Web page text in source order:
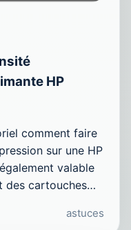
HP
comment faire
sur une HP
valable
des cartouches…
astuces